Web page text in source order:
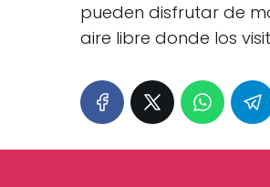
pueden disfrutar de
aire libre donde los